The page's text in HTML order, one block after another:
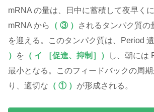
mRNA の量は、日中に蓄積して夜早く
mRNA から
（ ③ ）
されるタンパク質の
を迎える。このタンパク質は、Period
）
を （ イ ［促進、抑制］）
し、朝には
最小となる。このフィードバックの周
り、適切な （ ① ） が形成される。